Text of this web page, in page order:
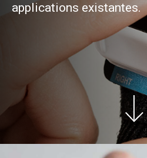
applications existantes.